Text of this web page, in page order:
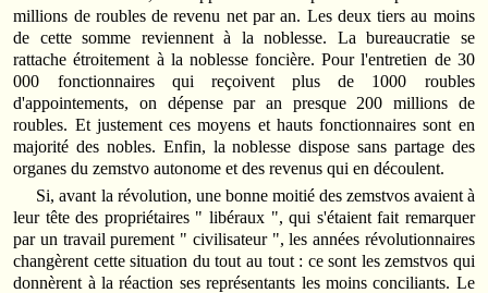
millions de roubles de revenu net par an. Les deux tiers au moins
de cette somme reviennent à la noblesse. La bureaucratie se
rattache étroitement à la noblesse foncière. Pour l'entretien de 30
000 fonctionnaires qui reçoivent plus de 1000 roubles
d'appointements, on dépense par an presque 200 millions de
roubles. Et justement ces moyens et hauts fonctionnaires sont en
majorité des nobles. Enfin, la noblesse dispose sans partage des
organes du zemstvo autonome et des revenus qui en découlent.
Si, avant la révolution, une bonne moitié des zemstvos avaient à
leur tête des propriétaires " libéraux ", qui s'étaient fait remarquer
par un travail purement " civilisateur ", les années révolutionnaires
changèrent cette situation du tout au tout : ce sont les zemstvos qui
donnèrent à la réaction ses représentants les moins conciliants. Le